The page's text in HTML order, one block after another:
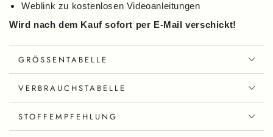
Weblink zu kostenlosen Videoanleitungen
Wird nach dem Kauf sofort per E-Mail verschickt!
GRÖSSENTABELLE
VERBRAUCHSTABELLE
STOFFEMPFEHLUNG